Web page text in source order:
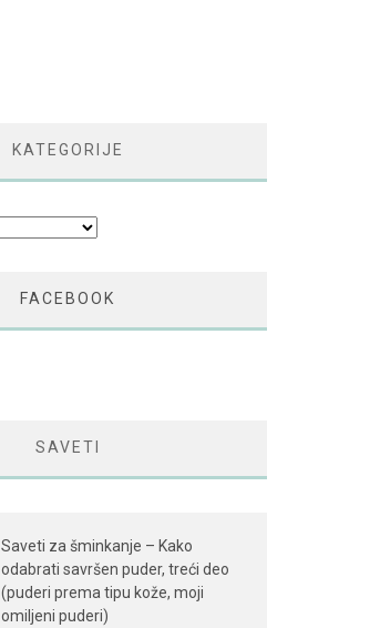
KATEGORIJE
FACEBOOK
SAVETI
Saveti za šminkanje – Kako
odabrati savršen puder, treći deo
(puderi prema tipu kože, moji
omiljeni puderi)